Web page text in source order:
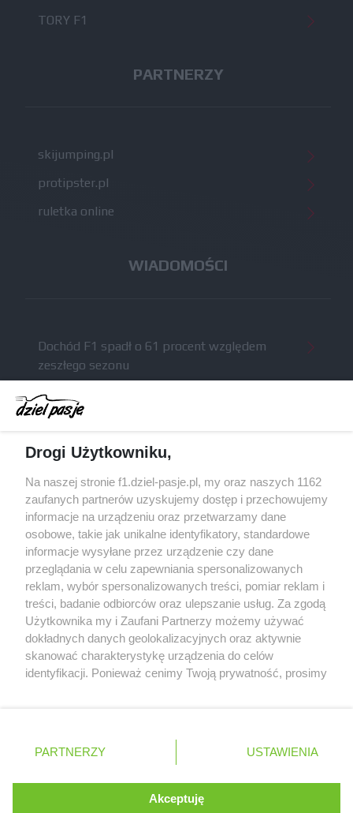
TORY F1
PARTNERZY
skijumping.pl
protipster.pl
ruletka online
WIADOMOŚCI
Dochód F1 spadł o 61 procent względem
zeszłego sezonu
Obecne silniki muszą polegać na uczących się
algorytmach?
silnikiem dopiero w styczniu
Audi planuje wprowadzić jeszcze cztery duże
pakiety poprawek w 2026 roku
Gasly dołączył do krytyki obecnych
samochodów F1
Polityka prywatności © 2004 - 2026 GPmedia
Kopiowanie treści bez
zgody autorów zabronione.
powiązana w żaden sposób z grupą przedsiębiorstw Formula
do Formula One Licensing B.V
Serwis internetowy, z którego korzystasz, używa plików
cookies. Są to pliki instalowane w urządzeniach
końcowych osób korzystających z serwisu, w celu
administrowania serwisem, poprawy jakości
Dowiedz się więcej o naszej polityce
ROZUMIEM
Drogi Użytkowniku,
Na naszej stronie f1.dziel-pasje.pl, my oraz naszych 1162
zaufanych partnerów uzyskujemy dostęp i przechowujemy
informacje na urządzeniu oraz przetwarzamy dane
osobowe, takie jak unikalne identyfikatory, standardowe
informacje wysyłane przez urządzenie czy dane
przeglądania w celu zapewniania spersonalizowanych
reklam, wybór spersonalizowanych treści, pomiar reklam i
treści, badanie odbiorców oraz ulepszanie usług. Za zgodą
Użytkownika my i Zaufani Partnerzy możemy używać
dokładnych danych geolokalizacyjnych oraz aktywnie
skanować charakterystykę urządzenia do celów
identyfikacji. Ponieważ cenimy Twoją prywatność, prosimy
prywatności znajdujący się w lewym dolnym rogu strony
. Niektóre rodzaje przetwarzania danych nie wymagają
takiemu przetwarzaniu. Preferencje będą miały
PARTNERZY USTAWIENIA
Akceptuję